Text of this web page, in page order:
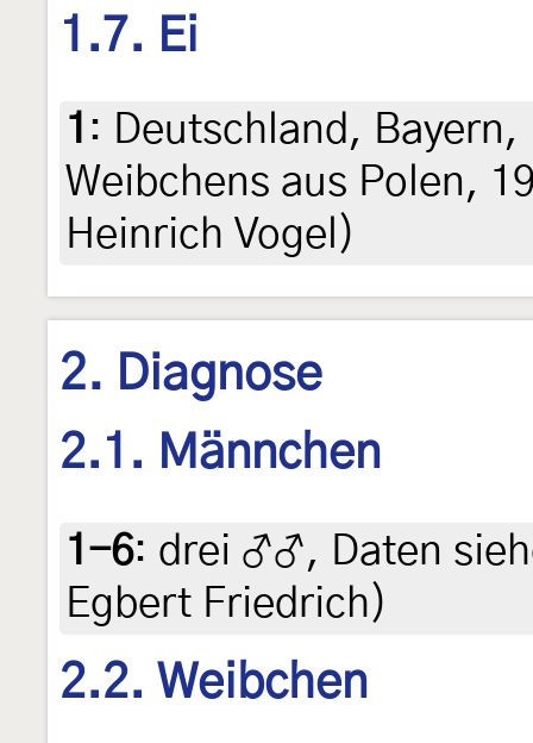
1.7. Ei
1 : Deutschland,
Weibchens aus Polen,
Heinrich Vogel)
2. Diagnose
2.1. Männchen
1-6: drei ♂♂, Daten
Egbert Friedrich)
2.2. Weibchen